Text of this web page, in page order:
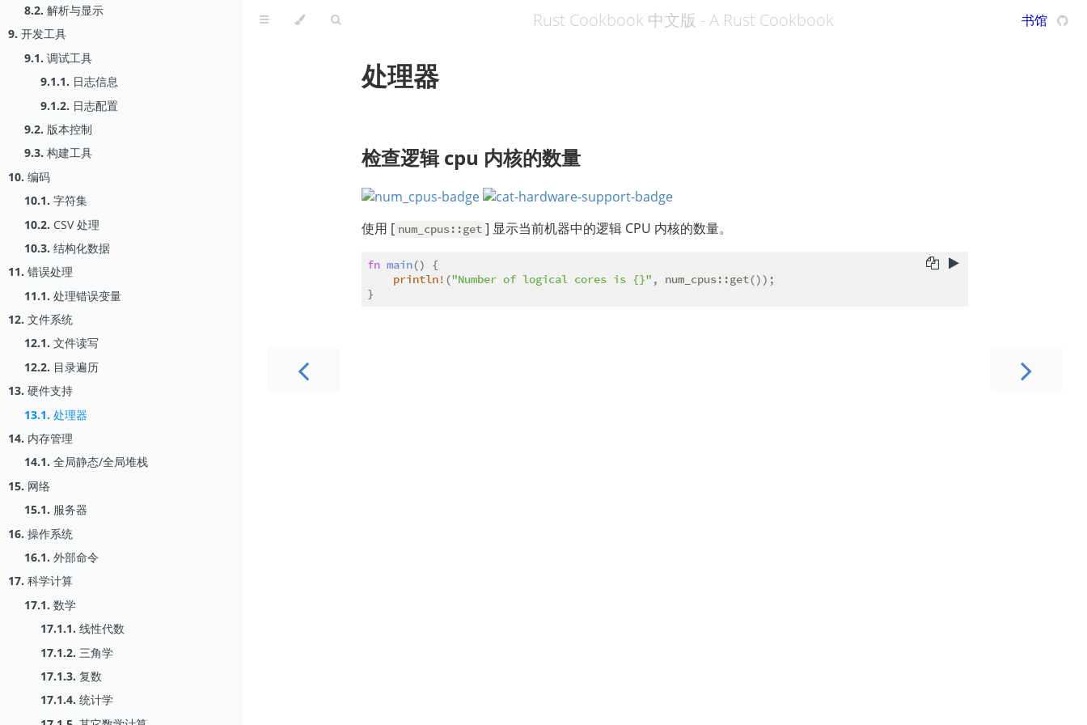
8.2. 解析与显示
9. 开发工具
9.1. 调试工具
9.1.1. 日志信息
9.1.2. 日志配置
9.2. 版本控制
9.3. 构建工具
10. 编码
10.1. 字符集
10.2. CSV 处理
10.3. 结构化数据
11. 错误处理
11.1. 处理错误变量
12. 文件系统
12.1. 文件读写
12.2. 目录遍历
13. 硬件支持
13.1. 处理器
14. 内存管理
14.1. 全局静态/全局堆栈
15. 网络
15.1. 服务器
16. 操作系统
16.1. 外部命令
17. 科学计算
17.1. 数学
17.1.1. 线性代数
17.1.2. 三角学
17.1.3. 复数
17.1.4. 统计学
Rust Cookbook 中文版 - A Rust Cookbook 书馆
处理器
检查逻辑 cpu 内核的数量
使用 [ num_cpus::get ] 显示当前机器中的逻辑 CPU 内核的数量。
fn main() {
println! ("Number of logical cores is {}" , num_cpus::get());
}